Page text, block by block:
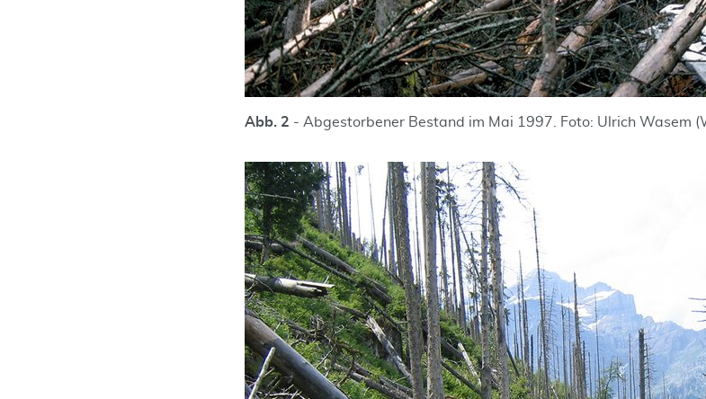
Abb. 2 - Abgestorbener Bestand im Mai 1997. Foto: Ulrich Wasem